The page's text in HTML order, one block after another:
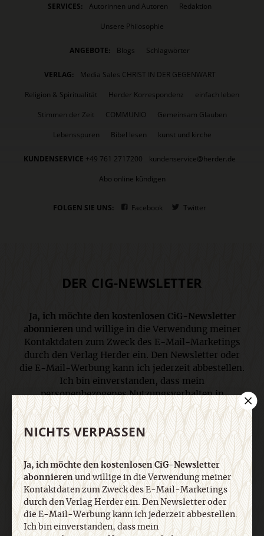
SERVICES: Autorinnen und Autoren
Redaktion
Unsere Philosophie
ANGEBOTE: Blogs Schlagwörter
VERLAG:
Media Sales CHRIST IN DER GEGENWART
Religion & Spiritualität
Herder Korrespondenz
einfach leben
Stimmen der Zeit
COMMUNIO
Gemeinsam Glauben
Lebensspuren
Bibel lesen kunst und kirche
KUNDENSERVICE +49 761 2717200
kundenservice@herder.de
Abo online kündigen
FOLGEN SIE UNS: Facebook Twitter
DER CIG-NEWSLETTER
Ja, ich möchte den kostenlosen CiG-Newsletter
abonnieren und willige in die Verwendung meiner
Kontaktdaten zum Zweck des E-Mail-Marketings
durch den Verlag Herder ein. Den Newsletter oder
die E-Mail-Werbung kann ich jederzeit abbestellen.
Ich bin einverstanden, dass mein
personenbezogenes Nutzungsverhalten in
Newsletter und E-Mail-Werbung erfasst und
ausgewertet wird, um die Inhalte besser auf meine
Interessen auszurichten. Über einen Link in
Newsletter oder E-Mail kann ich diese Funktion
jederzeit ausschalten. Weiterführende
Informationen finden Sie in unseren
Datenschutzhinweisen.
E-Mail
NICHTS VERPASSEN
Ja, ich möchte den kostenlosen CiG-Newsletter
abonnierenund willige in die Verwendung meiner
Kontaktdaten zum Zweck des E-Mail-Marketings
durch den Verlag Herder ein. Den Newsletter oder
die E-Mail-Werbung kann ich jederzeit abbestellen.
Ich bin einverstanden, dass mein